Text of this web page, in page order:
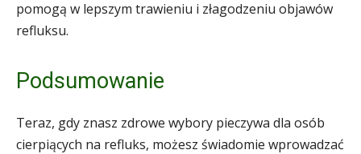
pomogą w lepszym trawieniu i złagodzeniu objawów
refluksu.
Podsumowanie
Teraz, gdy znasz zdrowe wybory pieczywa dla osób
cierpiących na refluks, możesz świadomie wprowadzać